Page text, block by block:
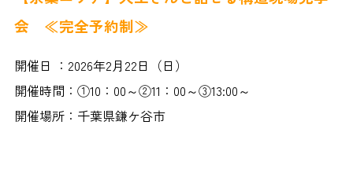
会 ≪完全予約制≫
開催日 ：2026年2月22日（日）
開催時間：①10：00～②11：00～③13:00～
開催場所：千葉県鎌ケ谷市